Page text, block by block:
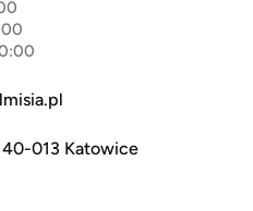
40-013 Katowice